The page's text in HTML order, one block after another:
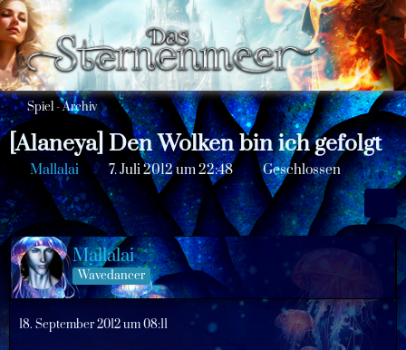
Spiel - Archiv
[Alaneya] Den Wolken bin ich gefolgt
Mallalai 7. Juli 2012 um 22:48 Geschlossen
Mallalai
Wavedancer
18. September 2012 um 08:11